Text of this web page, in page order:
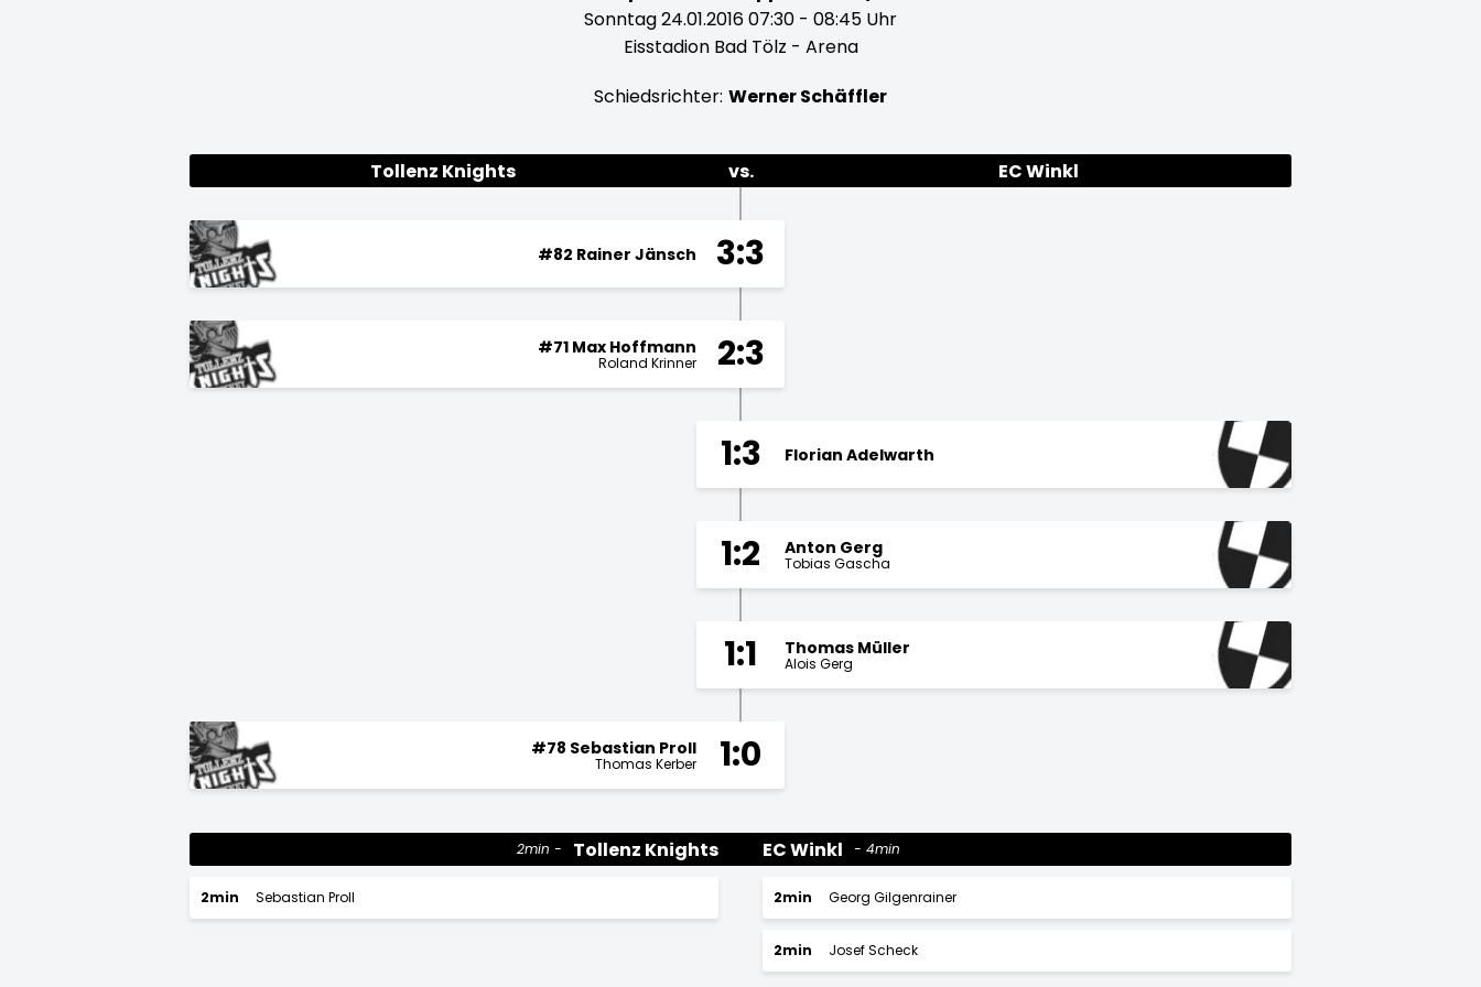
Sonntag 24.01.2016 07:30 - 08:45 Uhr
Eisstadion Bad Tölz - Arena
Schiedsrichter: Werner Schäffler
Tollenz Knights vs. EC Winkl
3:3
#82 Rainer Jänsch
2:3
#71 Max Hoffmann
Roland Krinner
1:3 Florian Adelwarth
1:2 Anton Gerg
Tobias Gascha
1:1 Thomas Müller
Alois Gerg
1:0
#78 Sebastian Proll
Thomas Kerber
Tollenz Knights
2min
2min Sebastian Proll
EC Winkl 4min
2min Georg Gilgenrainer
2min Josef Scheck